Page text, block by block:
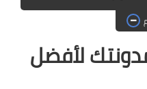
لأفضل